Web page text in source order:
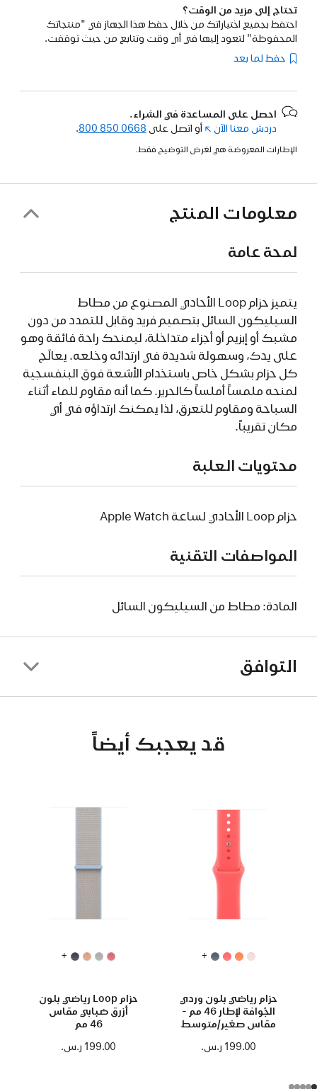
تحتاج إلى مزيد من الوقت؟
احتفظ بجميع اختياراتك من خلال حفظ هذا الجهاز في "منتجاتك
المحفوظة" لتعود إليها في أي وقت وتتابع من حيث توقفت.
حفظ لما بعد
احصل على المساعدة في الشراء.
دردش معنا الآن (فتح
نافذة
أو اتصل على 800 850 0668
.
الإطارات المعروضة هي لغرض التوضيح فقط.
معلومات المنتج
لمحة عامة
يتميز حزام Loop الأحادي المصنوع من مطاط
السيليكون السائل بتصميم فريد وقابل للتمدد من دون
مشبك أو إبزيم أو أجزاء متداخلة، ليمنحك راحة فائقة وهو
على يدك، وسهولة شديدة في ارتدائه وخلعه. يعالَج
كل حزام بشكل خاص باستخدام الأشعة فوق البنفسجية
لمنحه ملمساً أملساً كالحرير. كما أنه مقاوم للماء أثناء
السباحة ومقاوم للتعرق، لذا يمكنك ارتداؤه في أي
مكان تقريباً.
محتويات العلبة
حزام Loop الأحادي لساعة Apple Watch
المواصفات التقنية
المادة: مطاط من السيليكون السائل
التوافق
قد يعجبك أيضاً
+
حزام رياضي بلون وردي
الجّوافة لإطار 46 مم -
مقاس صغير/متوسط
199.00 ر.س.‏
+
حزام Loop رياضي بلون
أزرق ضبابي مقاس
46 مم
199.00 ر.س.‏